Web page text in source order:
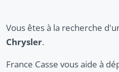
Vous êtes à la recherche
Chrysler.
France Casse vous aide à